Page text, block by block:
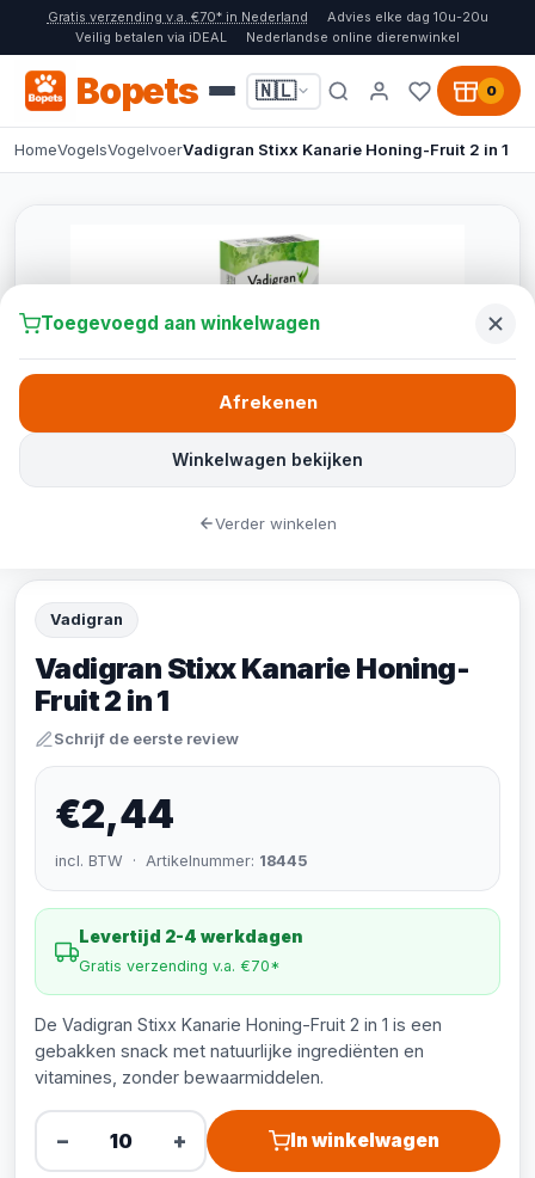
Gratis verzending v.a. €70* in Nederland
Advies elke dag 10u-20u
Veilig betalen via iDEAL
Nederlandse online dierenwinkel
Bopets 🇳🇱 0
HomeVogelsVogelvoerVadigran Stixx Kanarie Honing-Fruit 2 in 1
Vadigran
Vadigran Stixx Kanarie Honing-
Fruit 2 in 1
Schrijf de eerste review
€2,44
incl. BTW · Artikelnummer: 18445
Levertijd 2-4 werkdagen
Gratis verzending v.a. €70*
De Vadigran Stixx Kanarie Honing-Fruit 2 in 1 is een
gebakken snack met natuurlijke ingrediënten en
vitamines, zonder bewaarmiddelen.
− + In winkelwagen
Toegevoegd aan winkelwagen
Winkelwagen bekijken
Afrekenen
Verder winkelen